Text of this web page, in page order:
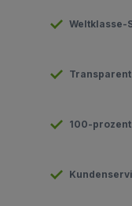
Weltklasse-
100-